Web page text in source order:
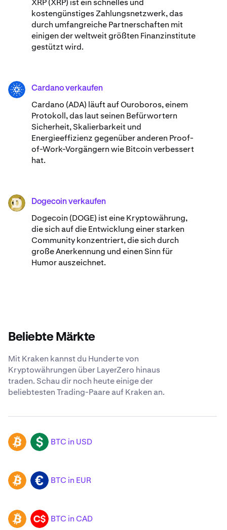
XRP (XRP) ist ein schnelles und
kostengünstiges Zahlungsnetzwerk, das
durch umfangreiche Partnerschaften mit
einigen der weltweit größten Finanzinstitute
gestützt wird.
ADA Cardano verkaufen
Cardano (ADA) ​​läuft auf Ouroboros, einem
Protokoll, das laut seinen Befürwortern
Sicherheit, Skalierbarkeit und
Energieeffizienz gegenüber anderen Proof-
of-Work-Vorgängern wie Bitcoin verbessert
hat.
DOGE Dogecoin verkaufen
Dogecoin (DOGE) ist eine Kryptowährung,
die sich auf die Entwicklung einer starken
Community konzentriert, die sich durch
große Anerkennung und einen Sinn für
Humor auszeichnet.
Beliebte Märkte
Mit Kraken kannst du Hunderte von
Kryptowährungen über LayerZero hinaus
traden. Schau dir noch heute einige der
beliebtesten Trading-Paare auf Kraken an.
BTC USD BTC in USD
BTC EUR BTC in EUR
BTC CAD BTC in CAD